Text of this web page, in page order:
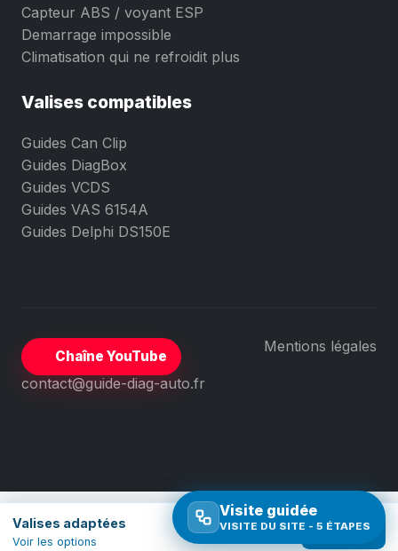
Valises adaptées
Voir les options
Comparer
Capteur ABS / voyant ESP
Demarrage impossible
Climatisation qui ne refroidit plus
Valises compatibles
Guides Can Clip
Guides DiagBox
Guides VCDS
Guides VAS 6154A
Guides Delphi DS150E
Chaîne YouTube
Mentions légales
contact@guide-diag-auto.fr
Visite guidée
VISITE DU SITE - 5 ÉTAPES